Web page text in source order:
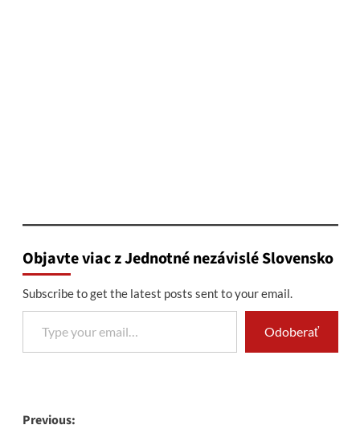
Objavte viac z Jednotné nezávislé Slovensko
Subscribe to get the latest posts sent to your email.
Type your email…
Odoberať
Previous: